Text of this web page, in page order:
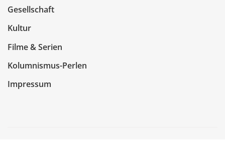
Gesellschaft
Kultur
Filme & Serien
Kolumnismus-Perlen
Impressum